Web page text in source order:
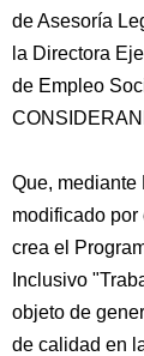
de Asesoría
la Directora
de Empleo
Que, mediante
modificado por
crea el
Inclusivo
objeto de
de calidad en